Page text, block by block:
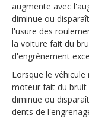
augmente avec
diminue ou
l'usure des
la voiture fait du
d'engrènement
Lorsque le
moteur fait du bruit
diminue ou
dents de